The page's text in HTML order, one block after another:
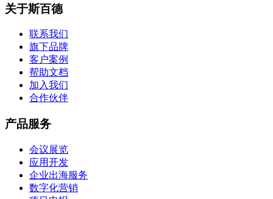
关于斯百德
联系我们
旗下品牌
客户案例
帮助文档
加入我们
合作伙伴
产品服务
会议展览
应用开发
企业出海服务
数字化营销